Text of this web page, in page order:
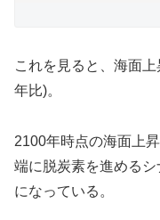
これを見ると、海面
年比)。
2100年時点の海面上
端に脱炭素を進める
になっている。